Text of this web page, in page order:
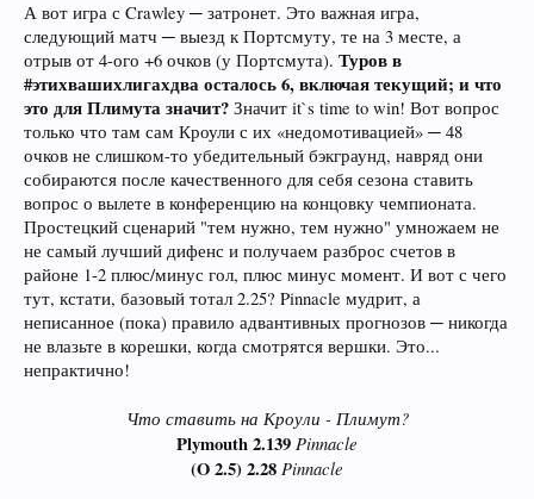
А вот игра с Crawley ─ затронет. Это важная игра,
следующий матч ─ выезд к Портсмуту, те на 3 месте, а
отрыв от 4-ого +6 очков (у Портсмута). Туров в
#этихвашихлигахдва осталось 6, включая текущий; и что
это для Плимута значит? Значит it`s time to win! Вот вопрос
только что там сам Кроули с их «недомотивацией» ─ 48
очков не слишком-то убедительный бэкграунд, навряд они
собираются после качественного для себя сезона ставить
вопрос о вылете в конференцию на концовку чемпионата.
Простецкий сценарий "тем нужно, тем нужно" умножаем не
не самый лучший дифенс и получаем разброс счетов в
районе 1-2 плюс/минус гол, плюс минус момент. И вот с чего
тут, кстати, базовый тотал 2.25? Pinnacle мудрит, а
неписанное (пока) правило адвантивных прогнозов ─ никогда
не влазьте в корешки, когда смотрятся вершки. Это...
непрактично!
Что ставить на Кроули - Плимут?
Plymouth 2.139 Pinnacle
(O 2.5) 2.28 Pinnacle